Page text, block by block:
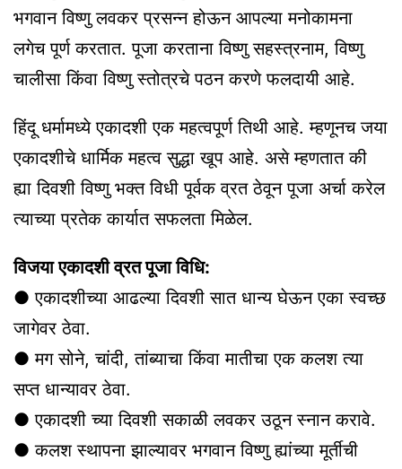
भगवान विष्णु लवकर प्रसन्न होऊन आपल्या मनोकामना
लगेच पूर्ण करतात. पूजा करताना विष्णु सहस्त्रनाम, विष्णु
चालीसा किंवा विष्णु स्तोत्रचे पठन करणे फलदायी आहे.
हिंदू धर्मामध्ये एकादशी एक महत्वपूर्ण तिथी आहे. म्हणूनच जया
एकादशीचे धार्मिक महत्व सुद्धा खूप आहे. असे म्हणतात की
ह्या दिवशी विष्णु भक्त विधी पूर्वक व्रत ठेवून पूजा अर्चा करेल
त्याच्या प्रतेक कार्यात सफलता मिळेल.
विजया एकादशी व्रत पूजा विधि:
● एकादशीच्या आढल्या दिवशी सात धान्य घेऊन एका स्वच्छ
जागेवर ठेवा.
● मग सोने, चांदी, तांब्याचा किंवा मातीचा एक कलश त्या
सप्त धान्यावर ठेवा.
● एकादशी च्या दिवशी सकाळी लवकर उठून स्नान करावे.
● कलश स्थापना झाल्यावर भगवान विष्णु ह्यांच्या मूर्तीची